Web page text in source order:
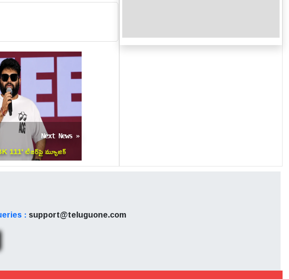
ఇప్పటికే ఈ సినిమా నుండి
నటుడు రాఘవ్ జుయాల్,
పాటు పలు అంతర్జాతీయ
చేస్తున్నప్పటికీ, క్వాలిటీ
అయితే ఈ రిలీజ్
చూడాలి.
Next News »
111' టీజర్‌పై మ్యూజిక్
తమన్ సంచలన లీక్!
:support@teluguone.com